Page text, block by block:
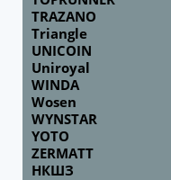
TRAZANO
Triangle
UNICOIN
Uniroyal
WINDA
Wosen
WYNSTAR
YOTO
ZERMATT
НКШЗ